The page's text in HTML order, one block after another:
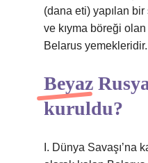
(dana eti) yapılan
ve kıyma böreği
Belarus yemekleridir.
Beyaz
kuruldu?
I. Dünya Savaşı’na